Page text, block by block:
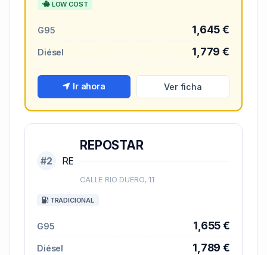
LOW COST
G95 1,645 €
Diésel 1,779 €
Ir ahora Ver ficha
#2 RE
REPOSTAR
CALLE RIO DUERO, 11
TRADICIONAL
G95 1,655 €
Diésel 1,789 €